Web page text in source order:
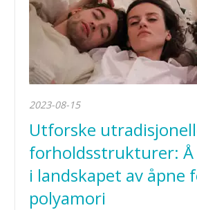
2023-08-15
Utforske
forholdsstrukturer: Å
i landskapet av åpne
polyamori